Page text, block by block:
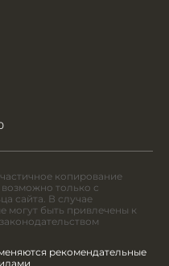
копирование
только с
сайта. В случае
могут быть привлечены к
рекомендательные